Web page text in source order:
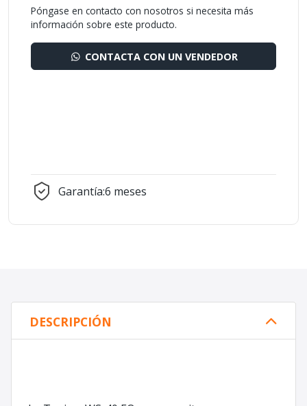
Póngase en contacto con nosotros si necesita más
información sobre este producto.
CONTACTA CON UN VENDEDOR
Garantía:6 meses
DESCRIPCIÓN